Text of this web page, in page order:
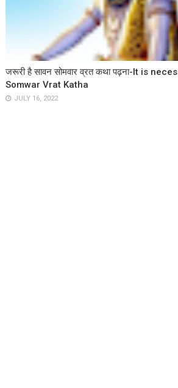
जरूरी है सावन सोमवार व्रत कथा पढ़ना-It is
Somwar Vrat Katha
JULY 16, 2022